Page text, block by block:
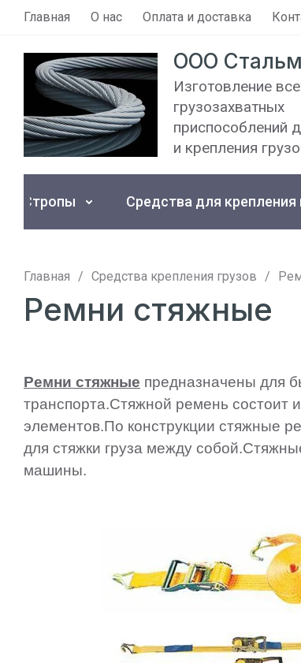
Главная О нас Оплата и доставка
ООО
Изготовление
грузозахватных
приспособлений
и крепления
Стропы Средства для крепления
Главная / Средства крепления грузов /
Ремни стяжные
Ремни стяжные предназначены для
транспорта.Стяжной ремень состоит
элементов.По конструкции стяжные
для стяжки груза между
машины.